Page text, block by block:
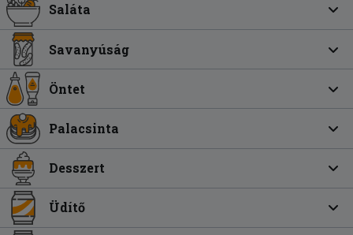
Saláta
Savanyúság
Öntet
Palacsinta
Desszert
Üdítő